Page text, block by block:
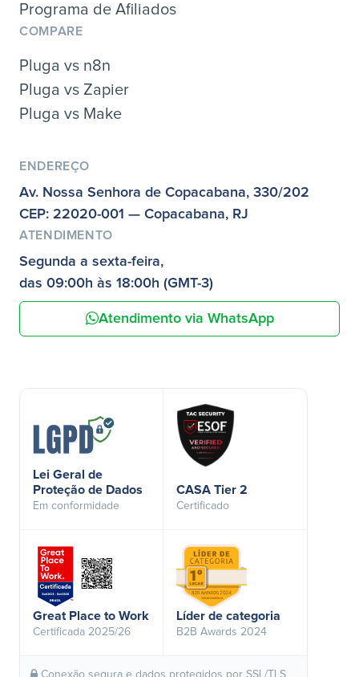
Programa de Afiliados
COMPARE
Pluga vs n8n
Pluga vs Zapier
Pluga vs Make
ENDEREÇO
Av. Nossa Senhora de Copacabana, 330/202
CEP: 22020-001 — Copacabana, RJ
ATENDIMENTO
Segunda a sexta-feira,
das 09:00h às 18:00h (GMT-3)
Atendimento via WhatsApp
Lei Geral de
Proteção de Dados
Em conformidade
CASA Tier 2
Certificado
Great Place to Work
Certificada 2025/26
Líder de categoria
B2B Awards 2024
Conexão segura e dados protegidos por SSL/TLS